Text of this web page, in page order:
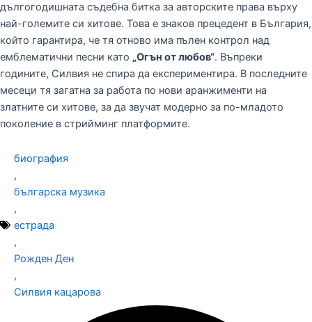
дългогодишната съдебна битка за авторските права върху
най-големите си хитове. Това е знаков прецедент в България,
който гарантира, че тя отново има пълен контрол над
емблематични песни като „Огън от любов“. Въпреки
годините, Силвия не спира да експериментира. В последните
месеци тя загатна за работа по нови аранжименти на
златните си хитове, за да звучат модерно за по-младото
поколение в стрийминг платформите.
биография
,
българска музика
,
естрада
,
Рожден Ден
,
Силвия кацарова